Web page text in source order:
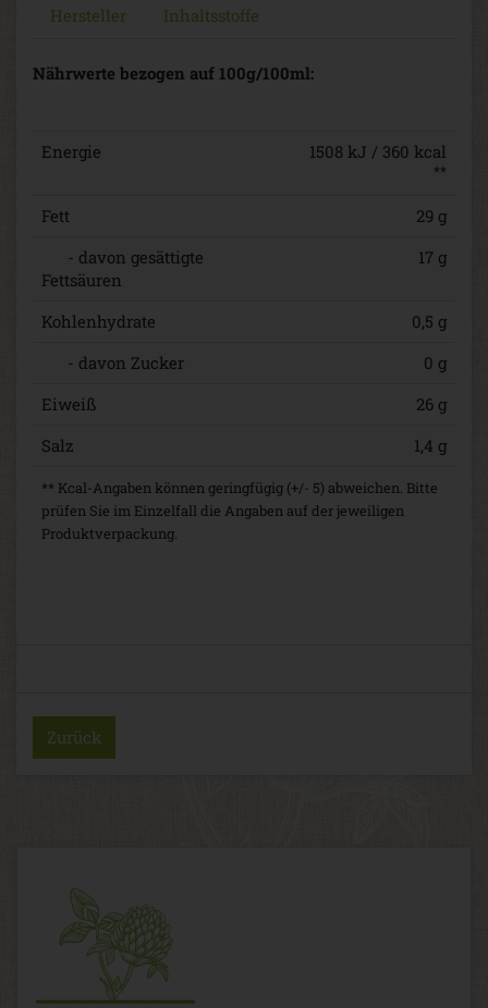
Hersteller Inhaltsstoffe
Nährwerte bezogen auf 100g/100ml:
Energie 1508 kJ / 360 kcal
**
Fett
29 g
- davon gesättigte
Fettsäuren
17 g
Kohlenhydrate
0,5 g
- davon Zucker
0 g
Eiweiß
26 g
Salz
1,4 g
** Kcal-Angaben können geringfügig (+/- 5) abweichen. Bitte
prüfen Sie im Einzelfall die Angaben auf der jeweiligen
Produktverpackung.
Zurück